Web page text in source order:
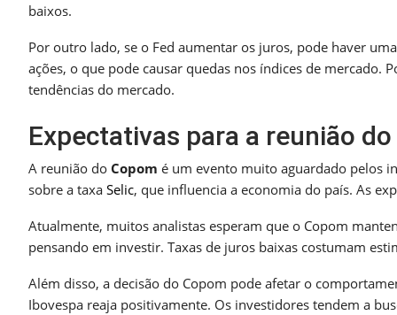
baixos.
Por outro lado, se o Fed aumentar os juros, pode haver
ações, o que pode causar quedas nos índices de mercado.
tendências do mercado.
Expectativas para a reunião
A reunião do Copom é um evento muito aguardado pelos
sobre a taxa Selic, que influencia a economia do país. As
Atualmente, muitos analistas esperam que o Copom
pensando em investir. Taxas de juros baixas costumam
Além disso, a decisão do Copom pode afetar o
Ibovespa reaja positivamente. Os investidores tendem a